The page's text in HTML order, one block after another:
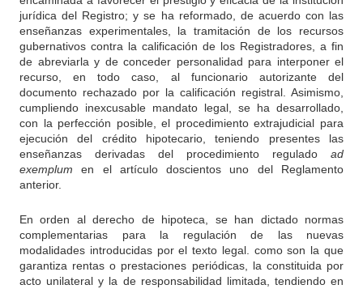
jurídica del Registro; y se ha reformado, de acuerdo con las
enseñanzas experimentales, la tramitación de los recursos
gubernativos contra la calificación de los Registradores, a fin
de abreviarla y de conceder personalidad para interponer el
recurso, en todo caso, al funcionario autorizante del
documento rechazado por la calificación registral. Asimismo,
cumpliendo inexcusable mandato legal, se ha desarrollado,
con la perfección posible, el procedimiento extrajudicial para
ejecución del crédito hipotecario, teniendo presentes las
enseñanzas derivadas del procedimiento regulado
ad
exemplum
en el artículo doscientos uno del Reglamento
anterior.
En orden al derecho de hipoteca, se han dictado normas
complementarias para la regulación de las nuevas
modalidades introducidas por el texto legal. como son la que
garantiza rentas o prestaciones periódicas, la constituida por
acto unilateral y la de responsabilidad limitada, tendiendo en